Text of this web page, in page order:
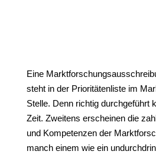
Eine
steht in der Prioritätenliste im
Stelle. Denn richtig durchgeführt
Zeit. Zweitens erscheinen die
und Kompetenzen der
manch einem wie ein